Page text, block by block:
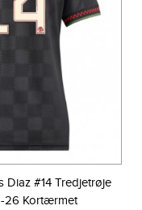
Diaz #14 Tredjetrøje
26 Kortærmet